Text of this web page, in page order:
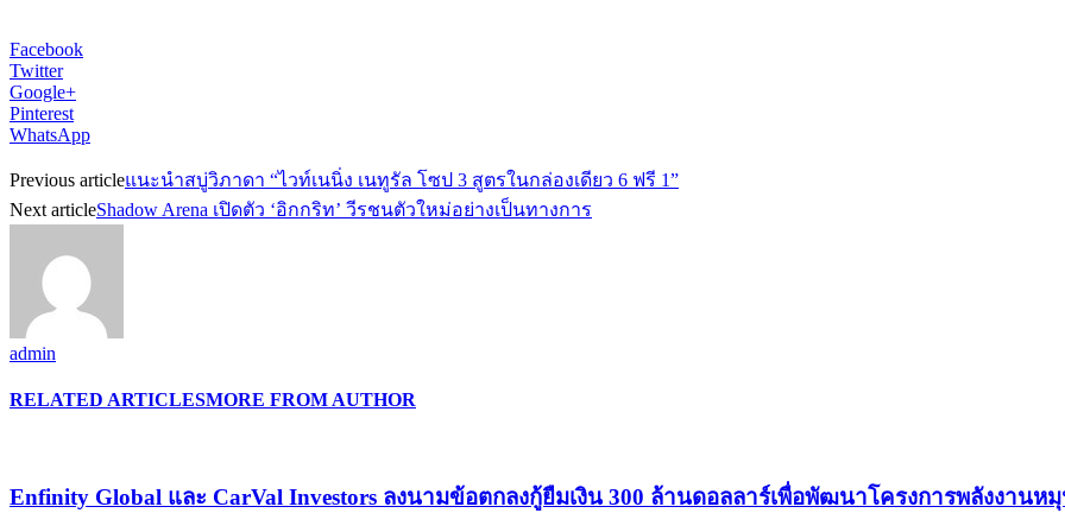
Facebook
Twitter
Google+
Pinterest
WhatsApp
Previous articleแนะนำสบู่วิภาดา “ไวท์เนนิ่ง เนทูรัล โซป 3 สูตรในกล่องเดียว 6 ฟรี 1”
Next articleShadow Arena เปิดตัว ‘อิกกริท’ วีรชนตัวใหม่อย่างเป็นทางการ
admin
RELATED ARTICLESMORE FROM AUTHOR
Enfinity Global และ CarVal Investors ลงนามข้อตกลงกู้ยืมเงิน 300 ล้านดอลลาร์เพื่อพัฒนาโครงการพลังงานห